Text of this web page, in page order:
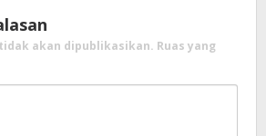
akan dipublikasikan. Ruas yang